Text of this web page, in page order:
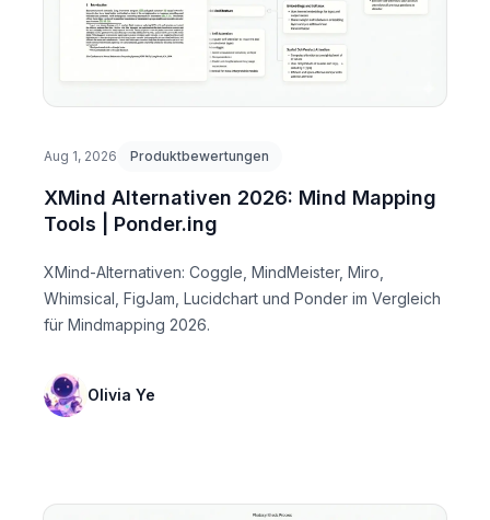
Aug 1, 2026 Produktbewertungen
XMind Alternativen 2026: Mind Mapping
Tools | Ponder.ing
XMind-Alternativen: Coggle, MindMeister, Miro,
Whimsical, FigJam, Lucidchart und Ponder im Vergleich
für Mindmapping 2026.
Olivia Ye